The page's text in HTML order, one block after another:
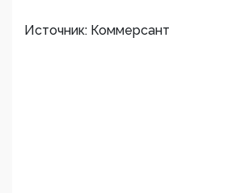
Источник: Коммерсант